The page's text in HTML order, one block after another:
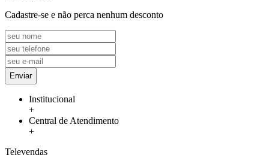
Cadastre-se e não perca nenhum desconto
Enviar
Institucional
+
Central de Atendimento
+
Televendas